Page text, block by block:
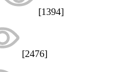
[1394]
[2476]